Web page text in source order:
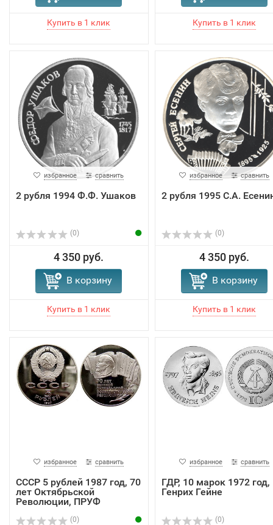
избранное сравнить
2 рубля 1994 Ф.Ф. Ушаков
(0)
4 350 руб.
В корзину
избранное сравнить
2 рубля 1995 С.А.
(0)
4 350 руб.
В корзину
избранное сравнить
СССР 5 рублей 1987 год, 70
лет Октябрьской
Революции, ПРУФ
(0)
избранное сравнить
ГДР, 10 марок 1972 год,
Генрих Гейне
(0)